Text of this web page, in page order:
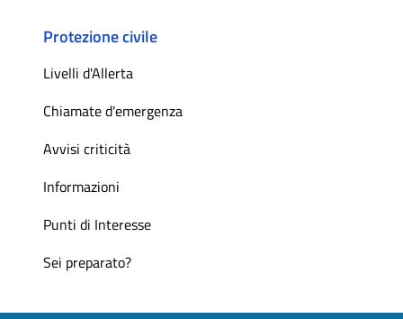
Protezione civile
Livelli d'Allerta
Chiamate d'emergenza
Avvisi criticità
Informazioni
Punti di Interesse
Sei preparato?